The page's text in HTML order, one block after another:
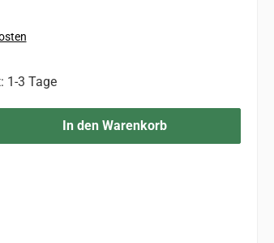
1-3 Tage
Wert ein oder benutze die Schaltflächen um die
In den Warenkorb